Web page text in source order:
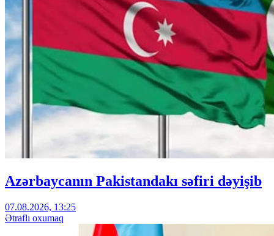
Azərbaycanın Pakistandakı səfiri dəyişib
07.08.2026, 13:25
Ətraflı oxumaq